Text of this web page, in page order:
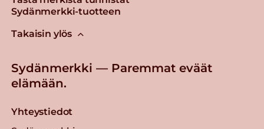
Sydänmerkki-tuotteen
Takaisin ylös
Sydänmerkki — Paremmat eväät
elämään.
Yhteystiedot